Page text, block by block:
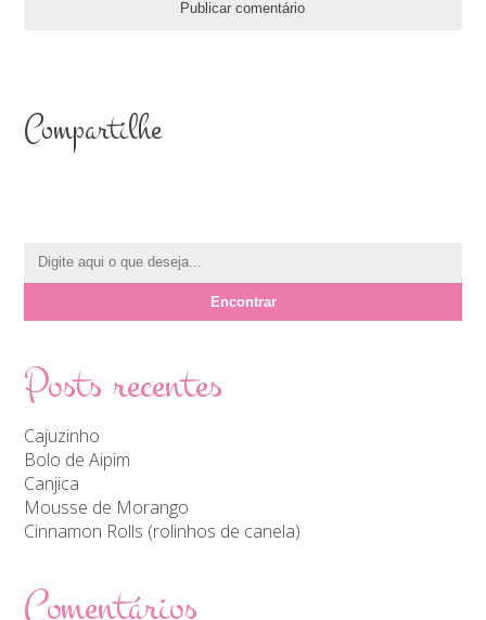
Compartilhe
Posts recentes
Cajuzinho
Bolo de Aipim
Canjica
Mousse de Morango
Cinnamon Rolls (rolinhos de canela)
Comentários